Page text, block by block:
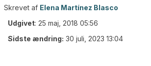
Skrevet af Elena Martínez Blasco
Udgivet: 25 maj, 2018 05:56
Sidste ændring: 30 juli, 2023 13:04